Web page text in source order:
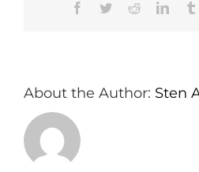
Facebook
TwitterReddit
About the Author: Sten